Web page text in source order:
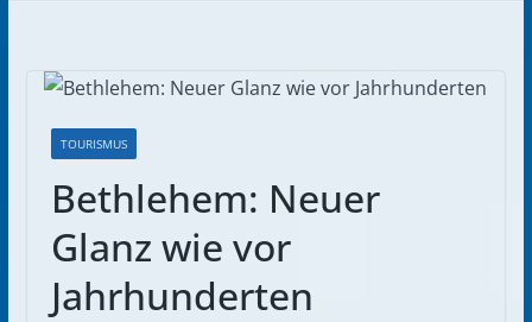
TOURISMUS
Bethlehem: Neuer
Glanz wie vor
Jahrhunderten